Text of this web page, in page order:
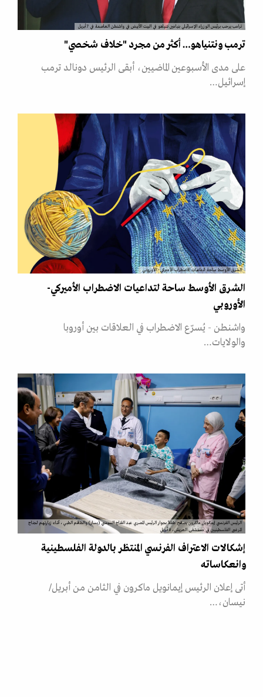
ترامب يرحب برئيس الوزراء الإسرائيلي بنيامين نتنياهو في البيت الأبيض في واشنطن العاصمة في 7 أبريل
ترمب ونتنياهو… أكثر من مجرد "خلاف شخصي"
على مدى الأسبوعين الماضيين، أبقى الرئيس دونالد ترمب
إسرائيل…
الشرق الأوسط ساحة لتداعيات الاضطراب الأميركي- الأوروبي
الشرق الأوسط ساحة لتداعيات الاضطراب الأميركي-
الأوروبي
واشنطن - يُسرّع الاضطراب في العلاقات بين أوروبا
والولايات…
الرئيس الفرنسي إيمانويل ماكرون يصافح طفلاً بجوار الرئيس المصري عبد الفتاح السيسي (يسار) والطاقم الطبي، أثناء زيارتهم لجناح
المرضى الفلسطينيين في مستشفى العريش، 8 أبريل
إشكالات الاعتراف الفرنسي المنتظر بالدولة الفلسطينية
وانعكاساته
أتى إعلان الرئيس إيمانويل ماكرون في الثامن من أبريل/
نيسان،…